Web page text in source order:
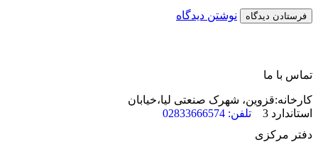
نوشتن دیدگاه
تماس با ما
کارخانه:قزوین، شهرک صنعتی لیا،خیابان
استاندارد 3
تلفن: 02833666574
دفتر مرکزی